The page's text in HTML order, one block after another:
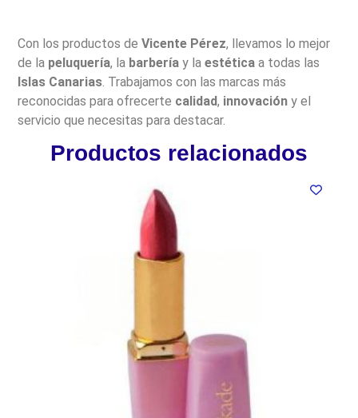
Con los productos deVicente Pérez, llevamos lo mejor
de la peluquería, la barbería y laestética a todas las
Islas Canarias . Trabajamos con las marcas más
reconocidas para ofrecerte calidad, innovación y el
servicio que necesitas para destacar.
Productos relacionados